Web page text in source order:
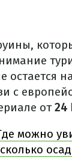
с
от24
можно